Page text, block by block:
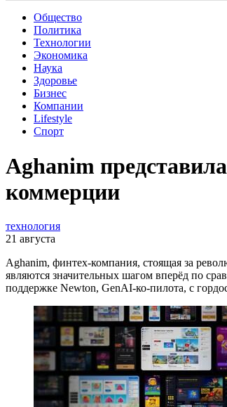
Общество
Политика
Технологии
Экономика
Наука
Здоровье
Бизнес
Компании
Lifestyle
Спорт
Aghanim
коммерции
технология
21 августа
Aghanim, финтех-компания, стоящая за
являются значительных шагом вперёд по
поддержке Newton, GenAI-ко-пилота, с